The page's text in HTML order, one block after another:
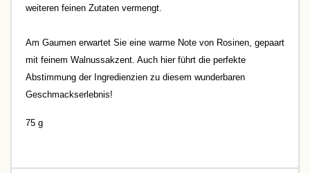
weiteren feinen Zutaten vermengt.
Am Gaumen erwartet Sie eine warme Note von Rosinen, gepaart
mit feinem Walnussakzent. Auch hier führt die perfekte
Abstimmung der Ingredienzien zu diesem wunderbaren
Geschmackserlebnis!
75 g